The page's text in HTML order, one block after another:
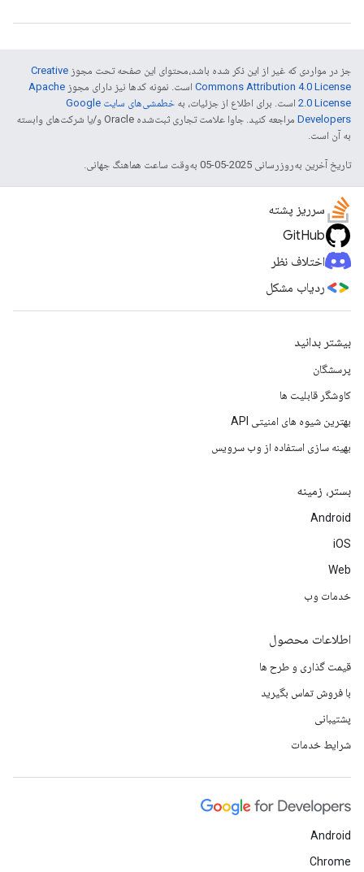
جز در مواردی که غیر از این ذکر شده باشد،‌محتوای این صفحه تحت مجوز Creative
Commons Attribution 4.0 License است. نمونه کدها نیز دارای مجوز Apache
2.0 License است. برای اطلاع از جزئیات، به
خطمشی‌های سایت Google
Developers‏
مراجعه کنید. جاوا علامت تجاری ثبت‌شده Oracle و/یا شرکت‌های وابسته
به آن است.
تاریخ آخرین به‌روزرسانی 2025-05-05 به‌وقت ساعت هماهنگ جهانی.
سرریز پشته
GitHub
اختلاف نظر
ردیاب مشکل
بیشتر بدانید
پرسشگان
کاوشگر قابلیت ها
بهترین شیوه های امنیتی API
بهینه سازی استفاده از وب سرویس
بستر، زمینه
Android
iOS
Web
خدمات وب
اطلاعات محصول
قیمت گذاری و طرح ها
با فروش تماس بگیرید
پشتیبانی
شرایط خدمات
Android
Chrome